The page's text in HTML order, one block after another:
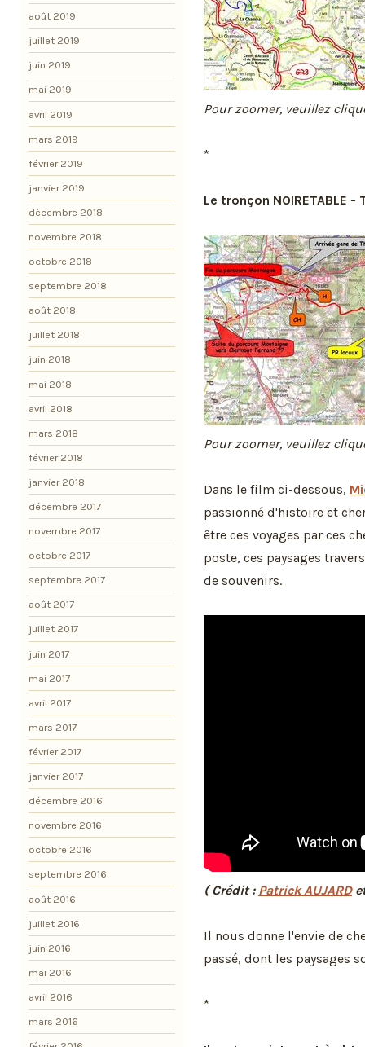
Pour zoomer, veuillez
*
Le tronçon NOIRETABLE -
Pour zoomer, veuillez
Dans le film ci-dessous,
passionné d'histoire et
être ces voyages par ces
poste, ces paysages
de souvenirs.
( Crédit : Patrick AUJARD
Il nous donne l'envie de
passé, dont les paysages
*
août 2019
juillet 2019
juin 2019
mai 2019
avril 2019
mars 2019
février 2019
janvier 2019
décembre 2018
novembre 2018
octobre 2018
septembre 2018
août 2018
juillet 2018
juin 2018
mai 2018
avril 2018
mars 2018
février 2018
janvier 2018
décembre 2017
novembre 2017
octobre 2017
septembre 2017
août 2017
juillet 2017
juin 2017
mai 2017
avril 2017
mars 2017
février 2017
janvier 2017
décembre 2016
novembre 2016
octobre 2016
septembre 2016
août 2016
juillet 2016
juin 2016
mai 2016
avril 2016
mars 2016